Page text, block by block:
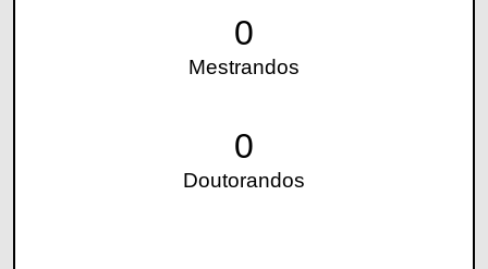
0
Mestrandos
0
Doutorandos